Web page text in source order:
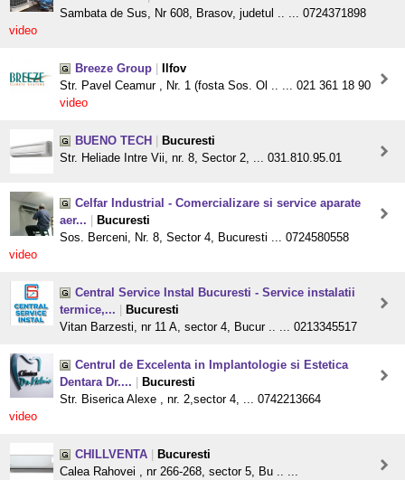
Sambata de Sus, Nr 608, Brasov, judetul .. ... 0724371898
video
Breeze Group
Ilfov
Str. Pavel Ceamur , Nr. 1 (fosta Sos. Ol .. ... 021 361 18 90
video
BUENO TECH
Bucuresti
Str. Heliade Intre Vii, nr. 8, Sector 2, ... 031.810.95.01
Celfar Industrial - Comercializare si service aparate
aer...
Bucuresti
Sos. Berceni, Nr. 8, Sector 4, Bucuresti ... 0724580558
video
Central Service Instal Bucuresti - Service instalatii
termice,...
Bucuresti
Vitan Barzesti, nr 11 A, sector 4, Bucur .. ... 0213345517
Centrul de Excelenta in Implantologie si Estetica
Dentara Dr....
Bucuresti
Str. Biserica Alexe , nr. 2,sector 4, ... 0742213664
video
CHILLVENTA
Bucuresti
Calea Rahovei , nr 266-268, sector 5, Bu .. ...